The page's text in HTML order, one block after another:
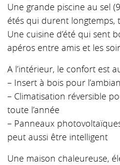
Une grande piscine au sel
étés qui durent longtemps,
Une cuisine d’été qui sent
apéros entre amis et les
A l’intérieur, le confort est
– Insert à bois pour
– Climatisation réversible
toute l’année
– Panneaux
peut aussi être intelligent
Une maison chaleureuse,